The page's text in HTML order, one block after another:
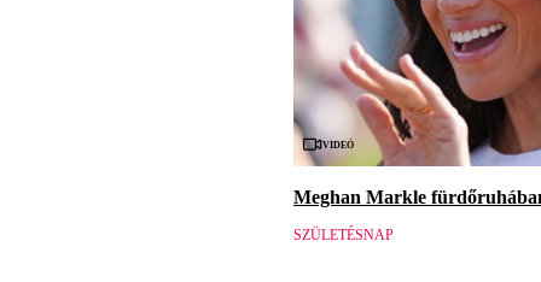
Videó
Meghan Markle
SZÜLETÉSNAP